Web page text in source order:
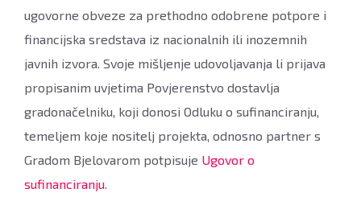
ugovorne obveze za prethodno odobrene potpore i
financijska sredstava iz nacionalnih ili inozemnih
javnih izvora. Svoje mišljenje udovoljavanja li prijava
propisanim uvjetima Povjerenstvo dostavlja
gradonačelniku, koji donosi Odluku o sufinanciranju,
temeljem koje nositelj projekta, odnosno partner s
Gradom Bjelovarom potpisuje Ugovor o
sufinanciranju.